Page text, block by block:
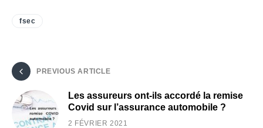
fsec
PREVIOUS ARTICLE
Les assureurs ont-ils accordé la remise
Covid sur l’assurance automobile ?
2 FÉVRIER 2021